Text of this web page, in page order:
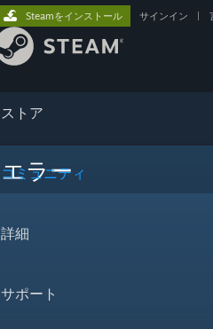
ストア
コミュニティ
詳細
サポート
Steamをインストール サインイン
エラー